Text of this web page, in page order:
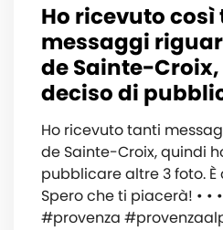
Ho ricevuto
messaggi
de Sainte-
deciso di
Ho ricevuto tanti
de Sainte-Croix, quindi
pubblicare altre 3 foto.
Spero che ti piacerà! • •
#provenza